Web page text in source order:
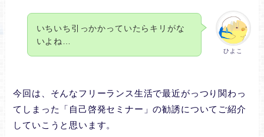
ひよこ
いちいち引っかかっていたらキリがな
いよね…
今回は、そんなフリーランス生活で最近がっつり関わっ
てしまった「自己啓発セミナー」の勧誘についてご紹介
していこうと思います。